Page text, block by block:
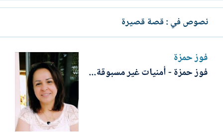
نصوص في : قصة قصيرة
فوز حمزة
فوز حمزة - أمنيات غير مسبوقة...